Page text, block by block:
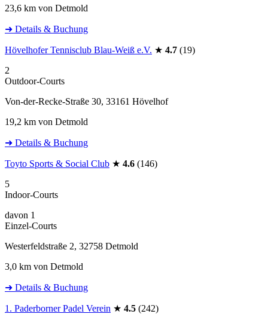
23,6 km von Detmold
➜ Details & Buchung
Hövelhofer Tennisclub Blau-Weiß e.V. ★ 4.7 (19)
2
Outdoor-Courts
Von-der-Recke-Straße 30, 33161 Hövelhof
19,2 km von Detmold
➜ Details & Buchung
Toyto Sports & Social Club ★ 4.6 (146)
5
Indoor-Courts
davon 1
Einzel-Courts
Westerfeldstraße 2, 32758 Detmold
3,0 km von Detmold
➜ Details & Buchung
1. Paderborner Padel Verein ★ 4.5 (242)